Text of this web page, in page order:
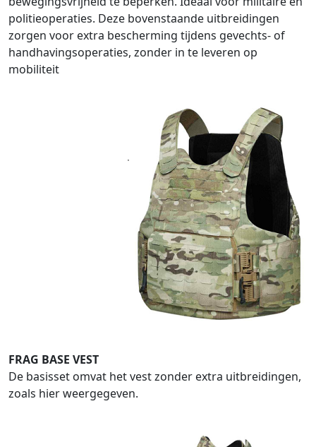
politieoperaties. Deze bovenstaande uitbreidingen
zorgen voor extra bescherming tijdens gevechts- of
handhavingsoperaties, zonder in te leveren op
mobiliteit
FRAG BASE VEST
De basisset omvat het vest zonder extra uitbreidingen,
zoals hier weergegeven.